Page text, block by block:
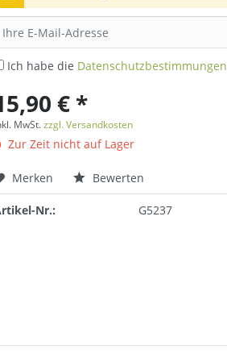
Ich habe die Datenschutzbestimmungen
€ *
MwSt.zzgl. Versandkosten
Zur Zeit nicht auf Lager
Merken Bewerten
Nr.: G5237